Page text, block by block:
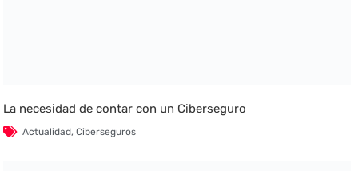
La necesidad de contar con un Ciberseguro
Actualidad,Ciberseguros